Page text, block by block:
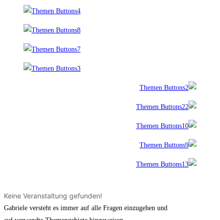
Keine Veranstaltung gefunden!
Gabriele versteht es immer auf alle Fragen einzugehen und